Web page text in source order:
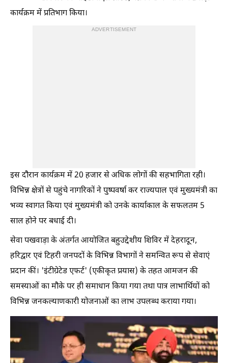
कार्यक्रम में प्रतिभाग किया।
ADVERTISEMENT
इस दौरान कार्यक्रम में 20 हजार से अधिक लोगों की सहभागिता रही।
विभिन्न क्षेत्रों से पहुंचे नागरिकों ने पुष्पवर्षा कर राज्यपाल एवं मुख्यमंत्री का
भव्य स्वागत किया एवं मुख्यमंत्री को उनके कार्याकाल के सफलतम 5
साल होने पर बधाई दी।
सेवा पखवाड़ा के अंतर्गत आयोजित बहुउद्देशीय शिविर में देहरादून,
हरिद्वार एवं टिहरी जनपदों के विभिन्न विभागों ने समन्वित रूप से सेवाएं
प्रदान कीं। 'इंटीग्रेटेड एफर्ट' (एकीकृत प्रयास) के तहत आमजन की
समस्याओं का मौके पर ही समाधान किया गया तथा पात्र लाभार्थियों को
विभिन्न जनकल्याणकारी योजनाओं का लाभ उपलब्ध कराया गया।